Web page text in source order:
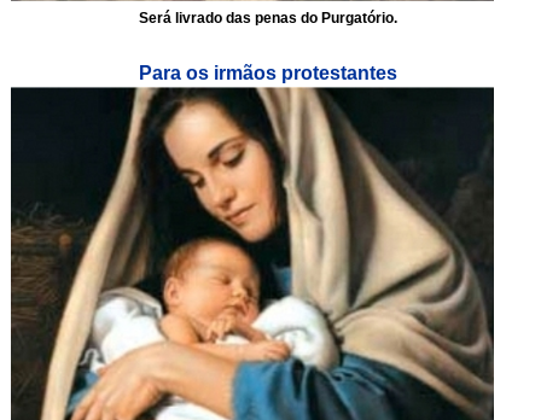
Será livrado das penas do Purgatório.
Para os irmãos protestantes